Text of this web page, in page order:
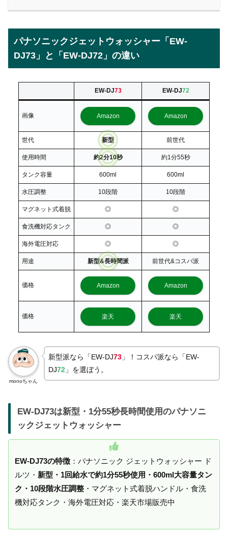
パナソニックジェットウォッシャー「EW-
DJ73」と「EW-DJ72」の違い
EW-DJ73 EW-DJ72
画像 Amazon Amazon
世代 新型 前世代
使用時間 約2分10秒 約1分55秒
タンク容量 600ml 600ml
水圧調整 10段階 10段階
マグネット式着脱 ◎ ◎
食洗機対応タンク ◎ ◎
海外電圧対応 ◎ ◎
用途 新型&長時間派 前世代&コスパ派
価格 Amazon Amazon
価格 楽天 楽天
monoちゃん
新型派なら「EW-DJ73 」！コスパ派なら「EW-
DJ72 」を選ぼう。
EW-DJ73は新型・1分55秒長時間使用のパナソニ
ックジェットウォッシャー
EW-DJ73の特徴 ：パナソニック ジェットウォッシャー ド
ルツ・ 新型・1回給水で約1分55秒使用・600ml大容量タン
ク・10段階水圧調整 ・マグネット式着脱ハンドル・食洗
機対応タンク・海外電圧対応・楽天市場販売中